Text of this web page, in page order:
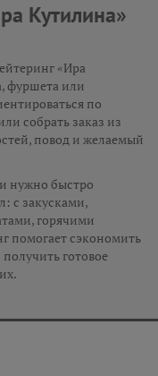
Кутилина»
«Ира
фуршета или
по
собрать заказ из
повод и желаемый
нужно быстро
с закусками,
горячими
помогает сэкономить
готовое